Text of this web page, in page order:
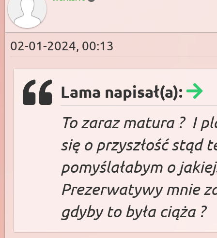
02-01-2024, 00:13
Lama napisał(a):
To zaraz matura ? I
się o przyszłość stąd
pomyślałabym o
Prezerwatywy mnie
gdyby to była ciąża ?